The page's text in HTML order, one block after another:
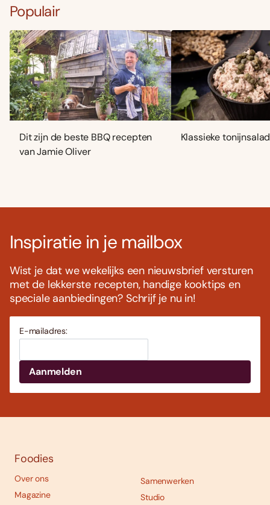
Populair
Dit zijn de beste BBQ recepten
van Jamie Oliver
Klassieke
Inspiratie in je mailbox
Wist je dat we wekelijks een nieuwsbrief versturen
met de lekkerste recepten, handige kooktips en
speciale aanbiedingen? Schrijf je nu in!
E-mailadres:
Foodies
Over ons
Magazine
Samenwerken
Studio